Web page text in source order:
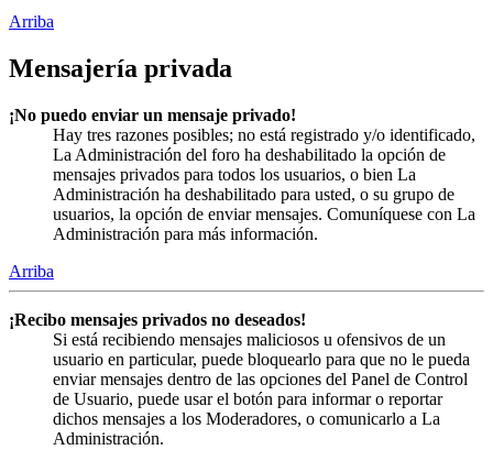
Arriba
Mensajería privada
¡No puedo enviar un mensaje privado!
Hay tres razones posibles; no está registrado y/o identificado,
La Administración del foro ha deshabilitado la opción de
mensajes privados para todos los usuarios, o bien La
Administración ha deshabilitado para usted, o su grupo de
usuarios, la opción de enviar mensajes. Comuníquese con La
Administración para más información.
Arriba
¡Recibo mensajes privados no deseados!
Si está recibiendo mensajes maliciosos u ofensivos de un
usuario en particular, puede bloquearlo para que no le pueda
enviar mensajes dentro de las opciones del Panel de Control
de Usuario, puede usar el botón para informar o reportar
dichos mensajes a los Moderadores, o comunicarlo a La
Administración.